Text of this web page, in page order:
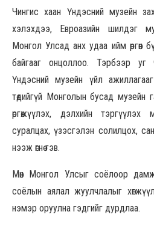
Чингис хаан Үндэсний музейн
хэлэхдээ, Евроазийн шилдэг
Монгол Улсад анх удаа ийм өргөн
байгааг онцоллоо. Тэрбээр уг
Үндэсний музейн үйл
төдийгүй Монголын бусад музейн
өргөжүүлэх, дэлхийн тэргүүлэх
суралцах, үзэсгэлэн солилцох, сан
нээж өгнө гэв.
Мөн Монгол Улсыг соёлоор
соёлын аялал жуулчлалыг
нэмэр оруулна гэдгийг дурдлаа.